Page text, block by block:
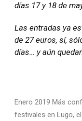
días 17 y 18 de
Las entradas ya
de 27 euros, sí,
días… y aún
Enero 2019 Más
festivales en Lugo,